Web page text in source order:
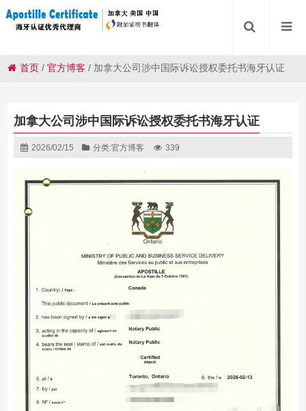
首页 /官方博客 / 加拿大公司涉中国际诉讼授权委托书海牙认证
加拿大公司涉中国际诉讼授权委托书海牙认证
2026/02/15 分类:官方博客 339